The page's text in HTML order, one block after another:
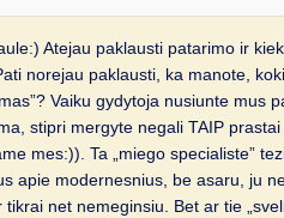
Atejau paklausti patarimo ir
norejau paklausti, ka manote,
Vaiku gydytoja nusiunte mus
stipri mergyte negali TAIP
mes:)). Ta „miego specialiste”
apie modernesnius, be asaru, ju
tikrai net nemeginsiu. Bet ar tie